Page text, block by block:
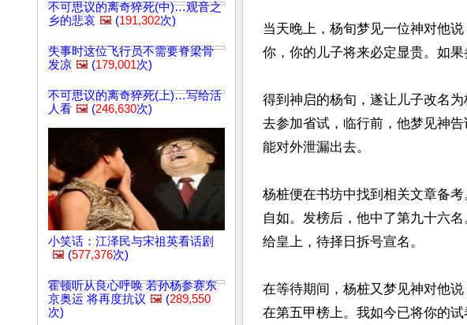
不可思议的离奇猝死(中)…观音之
乡的悲哀 🖼️ (191,302次)
失事时这位飞行员不需要脊梁骨
发凉 🖼️ (179,001次)
不可思议的离奇猝死(上)…写给活
人看 🖼️ (246,630次)
小笑话：江泽民与宋祖英看话剧
🖼️ (577,376次)
霍顿听从良心呼唤 若孙杨参赛东
京奥运 将再度抗议 🖼️ (289,550
次)
当天晚上，杨旬梦见一位神对他
你，你的儿子将来必定显贵。如
得到神启的杨旬，遂让儿子改名
去参加省试，临行前，他梦见神
能对外泄漏出去。
杨桩便在书坊中找到相关文章备
自如。发榜后，他中了第九十六
给皇上，待择日拆号宣名。
在等待期间，杨桩又梦见神对他
在第五甲榜上。我如今已将你的